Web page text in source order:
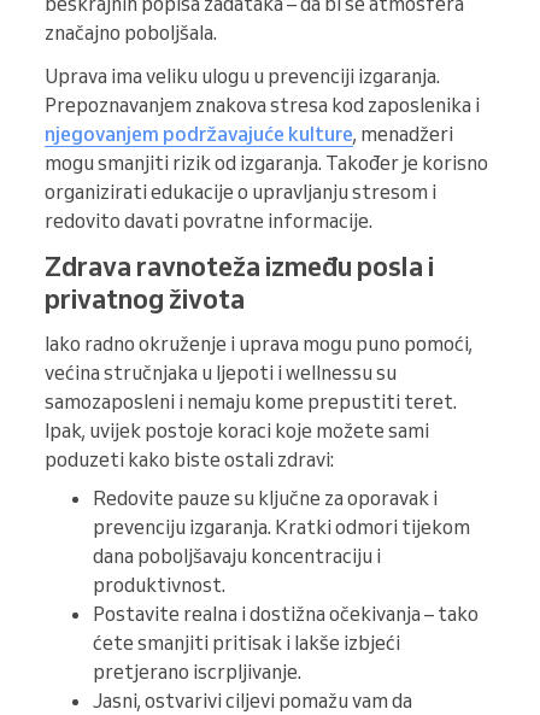
značajno poboljšala.
Uprava ima veliku ulogu u prevenciji izgaranja.
Prepoznavanjem znakova stresa kod zaposlenika i
njegovanjem podržavajuće kulture, menadžeri
mogu smanjiti rizik od izgaranja. Također je korisno
organizirati edukacije o upravljanju stresom i
redovito davati povratne informacije.
Zdrava ravnoteža između posla i
privatnog života
Iako radno okruženje i uprava mogu puno pomoći,
većina stručnjaka u ljepoti i wellnessu su
samozaposleni i nemaju kome prepustiti teret.
Ipak, uvijek postoje koraci koje možete sami
poduzeti kako biste ostali zdravi:
Redovite pauze su ključne za oporavak i
prevenciju izgaranja. Kratki odmori tijekom
dana poboljšavaju koncentraciju i
produktivnost.
Postavite realna i dostižna očekivanja – tako
ćete smanjiti pritisak i lakše izbjeći
pretjerano iscrpljivanje.
Jasni, ostvarivi ciljevi pomažu vam da